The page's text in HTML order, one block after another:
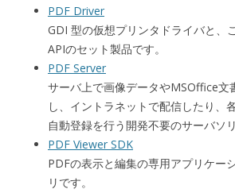
PDF Driver
GDI 型の仮想プリンタドライバと、
APIのセット製品です。
PDF Server
サーバ上で画像データやMSOffice文
し、イントラネットで配信したり、
自動登録を行う開発不要のサーバソ
PDF Viewer SDK
PDFの表示と編集の専用アプリケー
リです。